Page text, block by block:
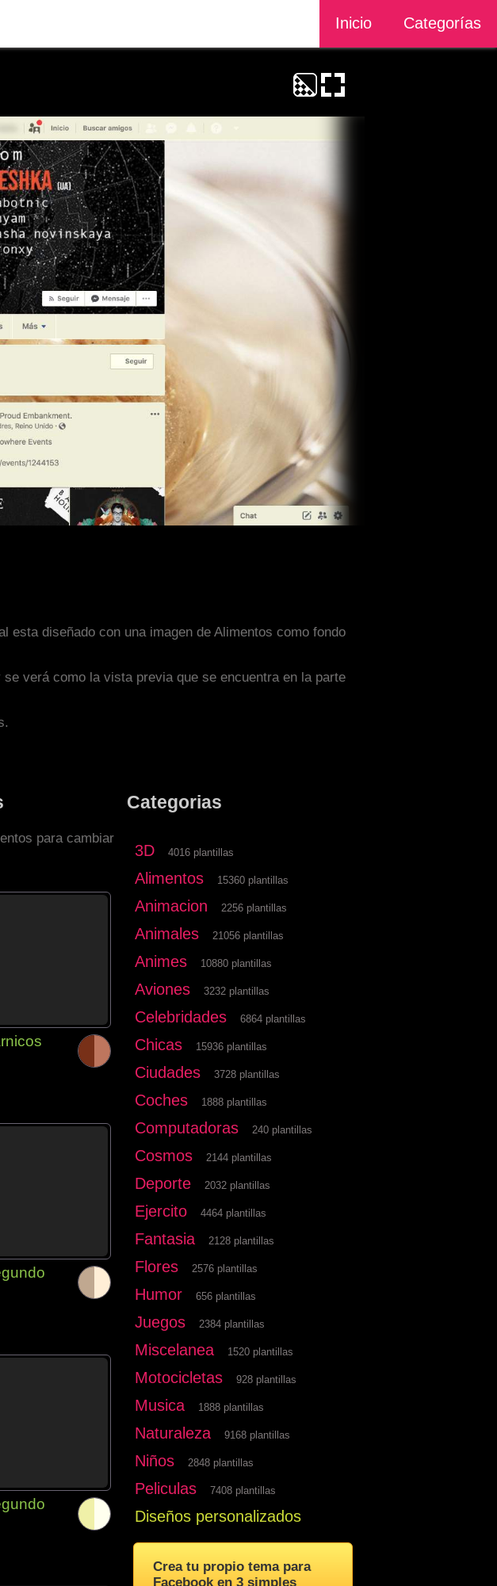
Inicio Categorías
esta diseñado con una imagen de Alimentos como fondo
verá como la vista previa que se encuentra en la parte
para cambiar
Categorias
3D 4016 plantillas
Alimentos 15360 plantillas
Animacion 2256 plantillas
Animales 21056 plantillas
Animes 10880 plantillas
Aviones 3232 plantillas
Celebridades 6864 plantillas
Chicas 15936 plantillas
Ciudades 3728 plantillas
Coches 1888 plantillas
Computadoras 240 plantillas
Cosmos 2144 plantillas
Deporte 2032 plantillas
Ejercito 4464 plantillas
Fantasia 2128 plantillas
Flores 2576 plantillas
Humor 656 plantillas
Juegos 2384 plantillas
Miscelanea 1520 plantillas
Motocicletas 928 plantillas
Musica 1888 plantillas
Naturaleza 9168 plantillas
Niños 2848 plantillas
Peliculas 7408 plantillas
Diseños personalizados
Crea tu propio tema para
Facebook en 3 simples